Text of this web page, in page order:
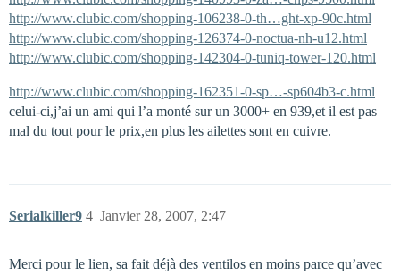
http://www.clubic.com/shopping-106238-0-th…ght-xp-90c.html
http://www.clubic.com/shopping-126374-0-noctua-nh-u12.html
http://www.clubic.com/shopping-142304-0-tuniq-tower-120.html
http://www.clubic.com/shopping-162351-0-sp…-sp604b3-c.html
celui-ci,j’ai un ami qui l’a monté sur un 3000+ en 939,et il est pas
mal du tout pour le prix,en plus les ailettes sont en cuivre.
Serialkiller9 Janvier 28, 2007, 2:47
4
Merci pour le lien, sa fait déjà des ventilos en moins parce qu’avec